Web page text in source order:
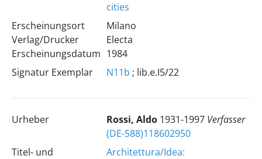
cities
Erscheinungsort
Verlag/Drucker
Erscheinungsdatum
Milano
Electa
1984
Signatur Exemplar
N11b ; lib.e.I5/22
Urheber Rossi, Aldo 1931-1997 Verfasser
(DE-588)118602950
Titel- und
Architettura/Idea: